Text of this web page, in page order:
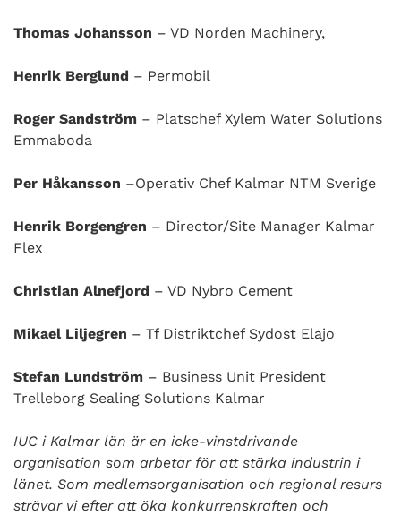
Thomas Johansson – VD Norden Machinery,
Henrik Berglund – Permobil
Roger Sandström – Platschef Xylem Water Solutions
Emmaboda
Per Håkansson –Operativ Chef Kalmar NTM Sverige
Henrik Borgengren – Director/Site Manager Kalmar
Flex
Christian Alnefjord – VD Nybro Cement
Mikael Liljegren – Tf Distriktchef Sydost Elajo
Stefan Lundström – Business Unit President
Trelleborg Sealing Solutions Kalmar
IUC i Kalmar län är en icke-vinstdrivande
organisation som arbetar för att stärka industrin i
länet. Som medlemsorganisation och regional resurs
strävar vi efter att öka konkurrenskraften och